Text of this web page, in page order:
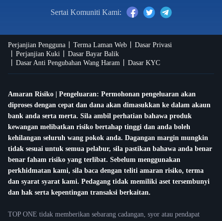
Sertai Komuniti Kami:
Perjanjian Pengguna Terma Laman Web
Dasar Privasi
Perjanjian Kuki
Dasar Bayar Balik
Dasar Anti Pengubahan Wang Haram
Dasar KYC
Amaran Risiko | Pengeluaran: Permohonan pengeluaran akan
diproses dengan cepat dan dana akan dimasukkan ke dalam akaun
bank anda serta merta. Sila ambil perhatian bahawa produk
kewangan melibatkan risiko bertahap tinggi dan anda boleh
kehilangan seluruh wang pokok anda. Dagangan margin mungkin
tidak sesuai untuk semua pelabur, sila pastikan bahawa anda benar
benar faham risiko yang terlibat. Sebelum menggunakan
perkhidmatan kami, sila baca dengan teliti amaran risiko, terma
dan syarat syarat kami. Pedagang tidak memiliki aset tersembunyi
dan hak serta kepentingan transaksi berkaitan.
TOP ONE tidak memberikan sebarang cadangan, syor atau pendapat